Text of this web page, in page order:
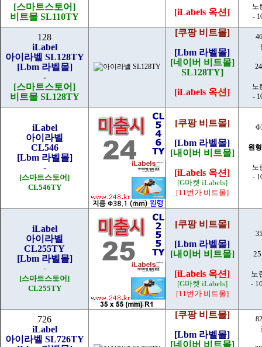
[스마트스토어]
비트몰 SL110TY
[iLabels 옥션]
노
-
128
iLabel
아이라벨 SL128TY
[Lbm 라벨몰]
-
[스마트스토어]
비트몰 SL128TY
[쿠팡 비트몰]
[Lbm 라벨몰]
[네이버 비트몰]
SL128TY]
[iLabels 옥션]
노
-
iLabel
아이라벨
CL546
[Lbm 라벨몰]
-
[스마트스토어]
CL546TY
[쿠팡 비트몰]
[Lbm 라벨몰]
[내이버 비트몰]
[iLabels 옥션]
[G마켓 iLabels]
[11번가 비트몰]
원
노
-
iLabel
아이라벨
CL255TY
[Lbm 라벨몰]
-
[스마트스토어]
CL255TY
[쿠팡 비트몰]
[Lbm 라벨몰]
[내이버 비트몰]
[iLabels 옥션]
[G마켓 iLabels]
[11번가 비트몰]
노
-
726
iLabel
아이라벨 SL726TY
[쿠팡 비트몰]
[Lbm 라벨몰]
[네이버 비트몰]